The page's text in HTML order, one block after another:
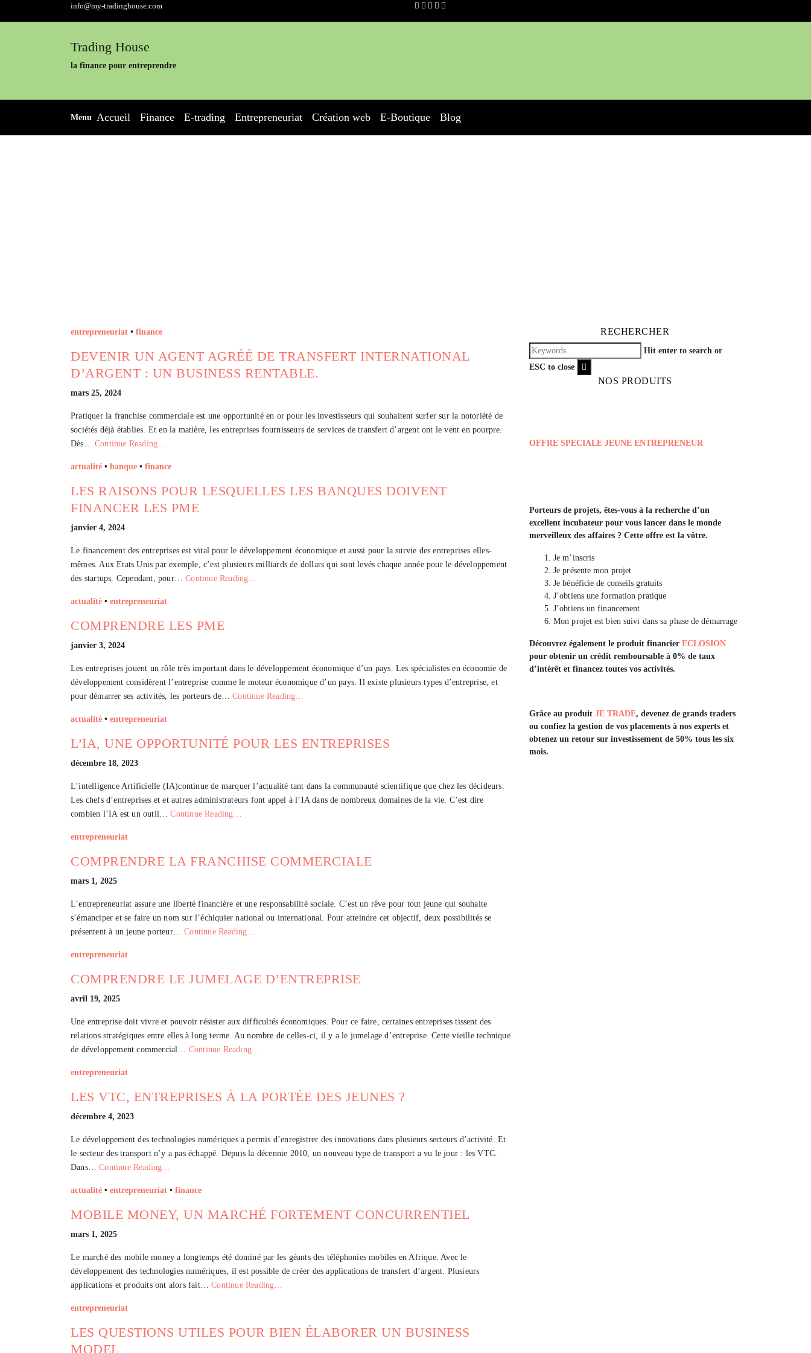
info@my-tradinghouse.com
Trading House
la finance pour entreprendre
Menu Accueil Finance E-trading Entrepreneuriat Création web E-Boutique Blog
entrepreneuriat • finance
DEVENIR UN AGENT AGRÉÉ DE TRANSFERT INTERNATIONAL
D’ARGENT : UN BUSINESS RENTABLE.
mars 25, 2024
Pratiquer la franchise commerciale est une opportunité en or pour les investisseurs qui souhaitent surfer sur la notoriété de
sociétés déjà établies. Et en la matière, les entreprises fournisseurs de services de transfert d’argent ont le vent en pourpre.
Dès… Continue Reading…
actualité • banque • finance
LES RAISONS POUR LESQUELLES LES BANQUES DOIVENT
FINANCER LES PME
janvier 4, 2024
Le financement des entreprises est vital pour le développement économique et aussi pour la survie des entreprises elles-
mêmes. Aux Etats Unis par exemple, c’est plusieurs milliards de dollars qui sont levés chaque année pour le développement
des startups. Cependant, pour…Continue Reading…
actualité • entrepreneuriat
COMPRENDRE LES PME
janvier 3, 2024
Les entreprises jouent un rôle très important dans le développement économique d’un pays. Les spécialistes en économie de
développement considèrent l’entreprise comme le moteur économique d’un pays. Il existe plusieurs types d’entreprise, et
pour démarrer ses activités, les porteurs de…Continue Reading…
actualité • entrepreneuriat
L’IA, UNE OPPORTUNITÉ POUR LES ENTREPRISES
décembre 18, 2023
L’intelligence Artificielle (IA)continue de marquer l’actualité tant dans la communauté scientifique que chez les décideurs.
Les chefs d’entreprises et et autres administrateurs font appel à l’IA dans de nombreux domaines de la vie. C’est dire
combien l’IA est un outil…Continue Reading…
entrepreneuriat
COMPRENDRE LA FRANCHISE COMMERCIALE
mars 1, 2025
L’entrepreneuriat assure une liberté financière et une responsabilité sociale. C’est un rêve pour tout jeune qui souhaite
s’émanciper et se faire un nom sur l’échiquier national ou international. Pour atteindre cet objectif, deux possibilités se
présentent à un jeune porteur…Continue Reading…
entrepreneuriat
COMPRENDRE LE JUMELAGE D’ENTREPRISE
avril 19, 2025
Une entreprise doit vivre et pouvoir résister aux difficultés économiques. Pour ce faire, certaines entreprises tissent des
relations stratégiques entre elles à long terme. Au nombre de celles-ci, il y a le jumelage d’entreprise. Cette vieille technique
de développement commercial… Continue Reading…
entrepreneuriat
LES VTC, ENTREPRISES À LA PORTÉE DES JEUNES ?
décembre 4, 2023
Le développement des technologies numériques a permis d’enregistrer des innovations dans plusieurs secteurs d’activité. Et
le secteur des transport n’y a pas échappé. Depuis la décennie 2010, un nouveau type de transport a vu le jour : les VTC.
Dans…Continue Reading…
actualité • entrepreneuriat • finance
MOBILE MONEY, UN MARCHÉ FORTEMENT CONCURRENTIEL
mars 1, 2025
Le marché des mobile money a longtemps été dominé par les géants des téléphonies mobiles en Afrique. Avec le
développement des technologies numériques, il est possible de créer des applications de transfert d’argent. Plusieurs
applications et produits ont alors fait…Continue Reading…
entrepreneuriat
LES QUESTIONS UTILES POUR BIEN ÉLABORER UN BUSINESS
MODEL
RECHERCHER
Hit enter to search or
ESC to close
NOS PRODUITS
OFFRE SPECIALE JEUNE ENTREPRENEUR
Porteurs de projets, êtes-vous à la recherche d’un
excellent incubateur pour vous lancer dans le monde
merveilleux des affaires ? Cette offre est la vôtre.
Je m’inscris
Je présente mon projet
Je bénéficie de conseils gratuits
J’obtiens une formation pratique
J’obtiens un financement
Mon projet est bien suivi dans sa phase de démarrage
Découvrez également le produit financier ECLOSION
pour obtenir un crédit remboursable à 0% de taux
d’intérêt et financez toutes vos activités.
Grâce au produit JE TRADE, devenez de grands traders
ou confiez la gestion de vos placements à nos experts et
obtenez un retour sur investissement de 50% tous les six
mois.